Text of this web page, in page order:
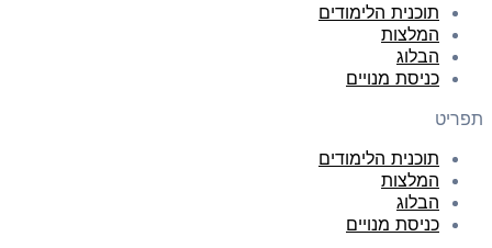
תוכנית הלימודים
המלצות
הבלוג
כניסת מנויים
תפריט
תוכנית הלימודים
המלצות
הבלוג
כניסת מנויים